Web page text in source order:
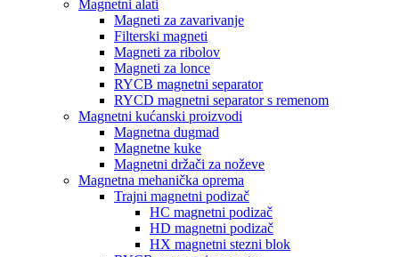
Magnetni alati
Magneti za zavarivanje
Filterski magneti
Magneti za ribolov
Magneti za lonce
RYCB magnetni separator
RYCD magnetni separator s remenom
Magnetni kućanski proizvodi
Magnetna dugmad
Magnetne kuke
Magnetni držači za noževe
Magnetna mehanička oprema
Trajni magnetni podizač
HC magnetni podizač
HD magnetni podizač
HX magnetni stezni blok